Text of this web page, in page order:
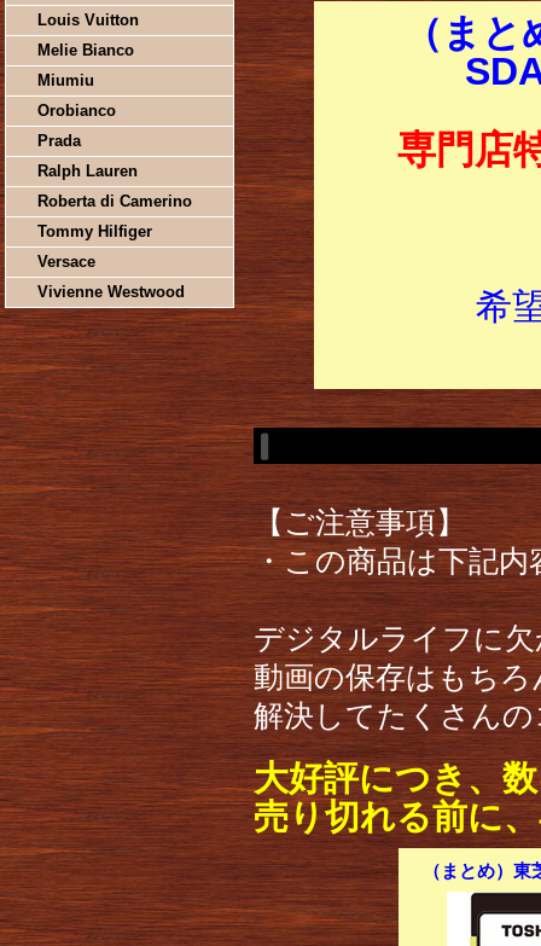
Louis Vuitton
Melie Bianco
Miumiu
Orobianco
Prada
Ralph Lauren
Roberta di Camerino
Tommy Hilfiger
Versace
Vivienne Westwood
（ま
専門店
希
【ご注意事項】
・この商品は下記
デジタルライフに
動画の保存はもち
解決してたくさん
大好評につき、
売り切れる前に
（まとめ）